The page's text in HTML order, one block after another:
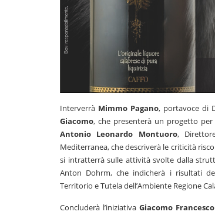
Interverrà Mimmo Pagano, portavoce di
Giacomo, che presenterà un progetto
Antonio Leonardo Montuoro,
Mediterranea, che descriverà le criticità
si intratterrà sulle attività svolte dalla
Anton Dohrm, che indicherà i risultati
Territorio e Tutela dell’Ambiente Regione
Concluderà l’iniziativa Giacomo